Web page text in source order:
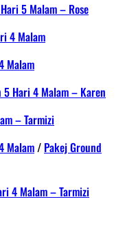
5 Malam – Rose
Malam
Hari 4 Malam – Karen
Malam/ Pakej Ground
4 Malam – Tarmizi